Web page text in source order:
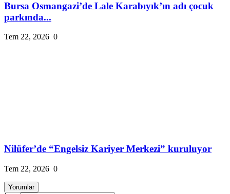
Bursa Osmangazi’de Lale Karabıyık’ın adı çocuk
parkında...
Tem 22, 2026 0
Nilüfer’de “Engelsiz Kariyer Merkezi” kuruluyor
Tem 22, 2026 0
Yorumlar